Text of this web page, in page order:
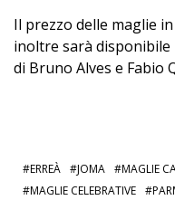
Il prezzo delle maglie
inoltre sarà disponibile
di Bruno Alves e Fabio
ERREÀ JOMA
MAGLIE
MAGLIE CELEBRATIVE